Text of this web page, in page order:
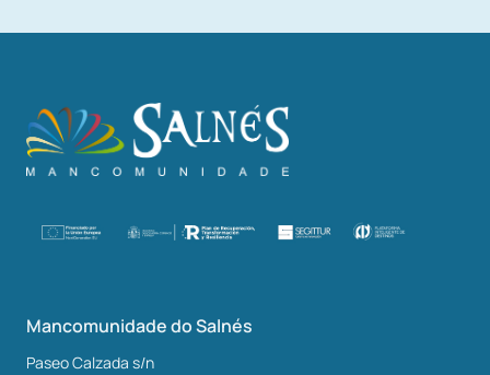
Mancomunidade do Salnés
Paseo Calzada s/n